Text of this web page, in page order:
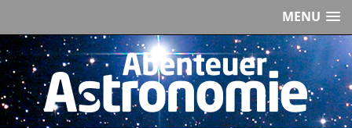
MENU